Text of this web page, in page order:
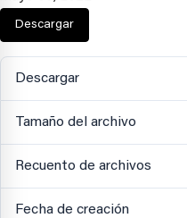
Descargar
Descargar
Tamaño del archivo
Recuento de archivos
Fecha de creación